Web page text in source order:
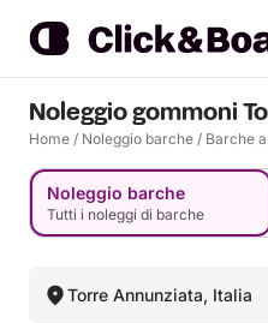
Noleggio gommoni
Home / Noleggio barche / Barche
Noleggio barche
Tutti i noleggi di barche
Torre Annunziata, Italia